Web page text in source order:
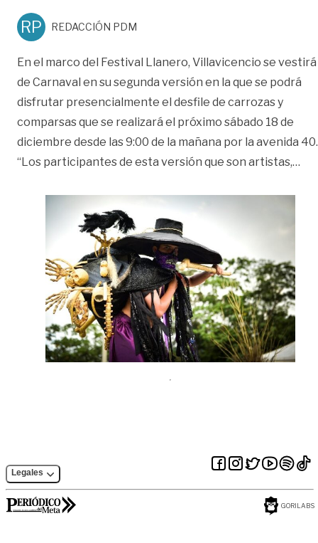
RP REDACCIÓN PDM
En el marco del Festival Llanero, Villavicencio se vestirá
de Carnaval en su segunda versión en la que se podrá
disfrutar presencialmente el desfile de carrozas y
comparsas que se realizará el próximo sábado 18 de
diciembre desde las 9:00 de la mañana por la avenida 40.
“Los participantes de esta versión que son artistas,…
Legales
GORILABS